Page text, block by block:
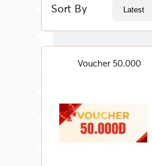
Sort By
Voucher 50.000